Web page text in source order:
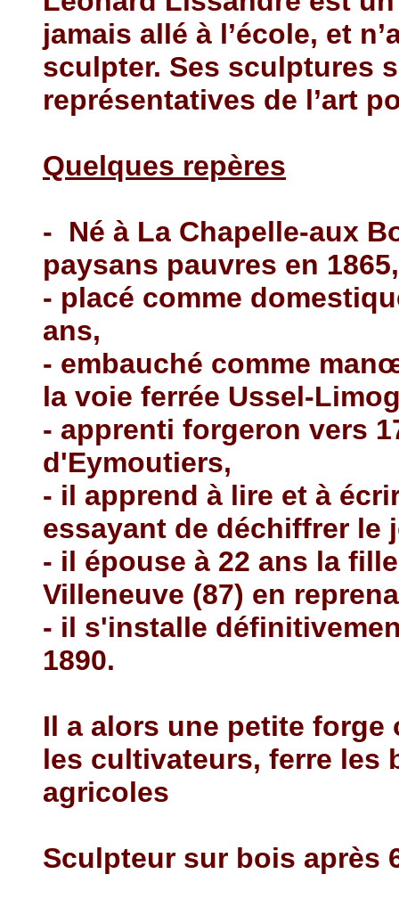
jamais allé à l’école, et
sculpter. Ses sculptures
représentatives de l’art
Quelques repères
- Né à La Chapelle-aux
paysans pauvres en 1865,
- placé comme
ans,
- embauché comme
la voie ferrée Ussel-
- apprenti forgeron vers
d'Eymoutiers,
- il apprend à lire et à
essayant de déchiffrer le
- il épouse à 22 ans la
Villeneuve (87) en
- il s'installe
1890.
Il a alors une petite
les cultivateurs, ferre les
agricoles
Sculpteur sur bois après